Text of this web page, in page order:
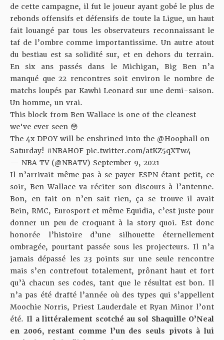
de cette campagne, il fut le joueur ayant gobé le plus de
rebonds offensifs et défensifs de toute la Ligue, un haut
fait louangé par tous les observateurs reconnaissant le
taf de l’ombre comme importantissime. Un autre atout
du bestiau est sa solidité sur, et en dehors du terrain.
En six ans passés dans le Michigan, Big Ben n’a
manqué que 22 rencontres soit environ le nombre de
matchs loupés par Kawhi Leonard sur une demi-saison.
Un homme, un vrai.
This block from Ben Wallace is one of the cleanest
we've ever seen 😳
The 4x DPOY will be enshrined into the @Hoophall on
Saturday! #NBAHOF pic.twitter.com/atKZ5qXTw4
— NBA TV (@NBATV) September 9, 2021
Il n’arrivait même pas à se payer ESPN étant petit, ce
soir, Ben Wallace va réciter son discours à l’antenne.
Bon, en fait on n’en sait rien, ça se trouve il avait
Bein, RMC, Eurosport et même Equidia, c’est juste pour
donner un peu de croquant à la story quoi. Est donc
honorée l’histoire d’une silhouette éternellement
ombragée, pourtant passée sous les projecteurs. Il n’a
jamais dépassé les 23 points sur une seule rencontre
mais s’en contrefout totalement, prônant haut et fort
qu’à chacun ses codes, tant que le résultat est bon. Il
n’a pas été drafté l’année où des types qui s’appellent
Moochie Norris, Priest Lauderdale et Ryan Minor l’ont
été. Il a littéralement scotché au sol Shaquille O’Neal
en 2006, restant comme l’un des seuls pivots à lui